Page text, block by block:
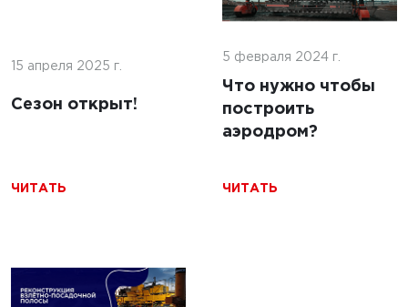
15 апреля 2025 г.
Сезон открыт!
ЧИТАТЬ
5 февраля 2024 г.
Что нужно чтобы
построить
аэродром?
ЧИТАТЬ
Строительство
современные
подходы и
технологии